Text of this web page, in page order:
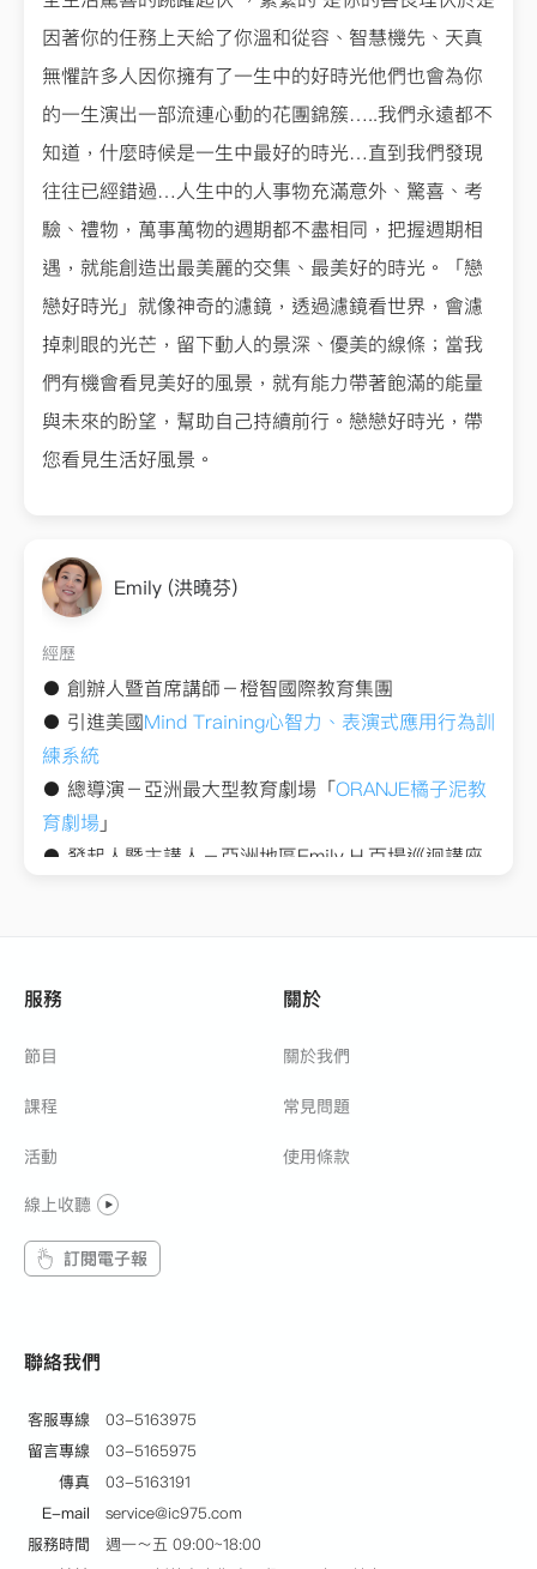
Emily (洪曉芬)
經歷
● 引進美國Mind Training心智力、表演式應用行為訓
練系統
● 總導演－亞洲最大型教育劇場「ORANJE橘子泥教
育劇場
●
●
官方授課導師－亞洲區喜馬拉雅電臺小豬佩奇教育
因著你的任務上天給了你溫和從容、智慧機先、天真
無懼許多人因你擁有了一生中的好時光他們也會為你
的一生演出一部流連心動的花團錦簇…..我們永遠都不
知道，什麼時候是一生中最好的時光…直到我們發現
往往已經錯過…人生中的人事物充滿意外、驚喜、考
驗、禮物，萬事萬物的週期都不盡相同，把握週期相
遇，就能創造出最美麗的交集、最美好的時光。「戀
戀好時光」就像神奇的濾鏡，透過濾鏡看世界，會濾
掉刺眼的光芒，留下動人的景深、優美的線條；當我
們有機會看見美好的風景，就有能力帶著飽滿的能量
與未來的盼望，幫助自己持續前行。戀戀好時光，帶
您看見生活好風景。
服務
節目
課程
活動
線上收聽
訂閱電子報
關於
關於我們
常見問題
使用條款
聯絡我們
客服專線
03-5163975
留言專線
03-5165975
傳真
03-5163191
E-mail
service@ic975.com
服務時間
週一～五 09:00~18:00